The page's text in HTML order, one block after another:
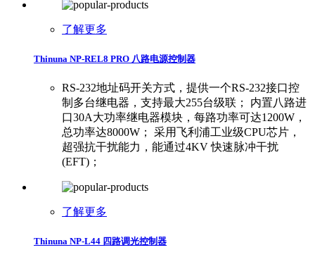
了解更多
Thinuna NP-REL8 PRO 八路电源控制器
RS-232地址码开关方式，提供一个RS-232接口控
制多台继电器，支持最大255台级联； 内置八路进
口30A大功率继电器模块，每路功率可达1200W，
总功率达8000W； 采用飞利浦工业级CPU芯片，
超强抗干扰能力，能通过4KV 快速脉冲干扰
(EFT)；
了解更多
Thinuna NP-L44 四路调光控制器